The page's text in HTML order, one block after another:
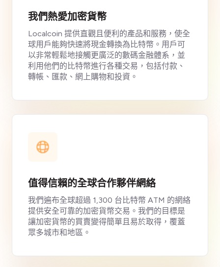
我們熱愛加密貨幣
Localcoin 提供直觀且便利的產品和服務，使全
球用戶能夠快速將現金轉換為比特幣。用戶可
以非常輕鬆地接觸更廣泛的數碼金融體系，並
利用他們的比特幣進行各種交易，包括付款、
轉帳、匯款、網上購物和投資。
值得信賴的全球合作夥伴網絡
我們遍布全球超過 1,300 台比特幣 ATM 的網絡
提供安全可靠的加密貨幣交易。我們的目標是
讓加密貨幣的買賣變得簡單且易於取得，覆蓋
眾多城市和地區。